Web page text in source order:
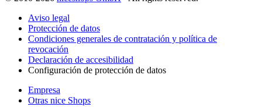
Aviso legal
Protección de datos
Condiciones generales de contratación y política de
revocación
Declaración de accesibilidad
Configuración de protección de datos
Empresa
Otras nice Shops